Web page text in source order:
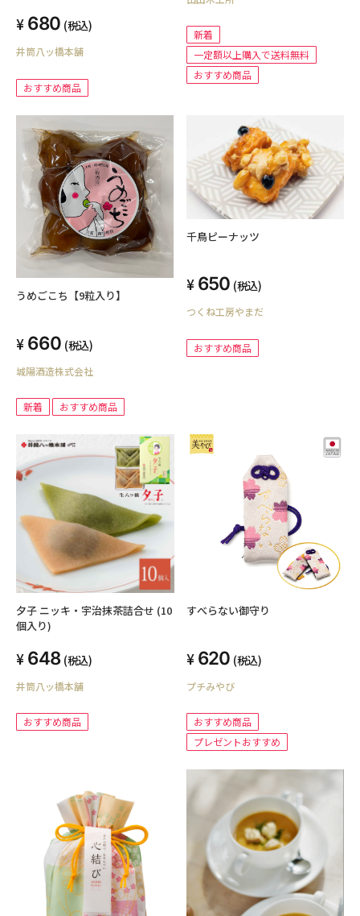
680 (税込)
井筒八ッ橋本舗
おすすめ商品
新着
一定額以上購入で送料無料
おすすめ商品
うめごこち【9粒入り】
660 (税込)
城陽酒造株式会社
新着 おすすめ商品
千鳥ピーナッツ
650 (税込)
つくね工房やまだ
おすすめ商品
夕子 ニッキ・宇治抹茶詰合せ (10
個入り)
648 (税込)
井筒八ッ橋本舗
おすすめ商品
すべらない御守り
620 (税込)
プチみやび
おすすめ商品
プレゼントおすすめ